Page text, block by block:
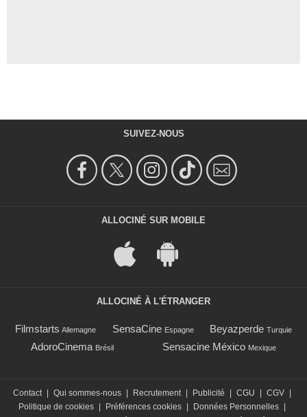
SUIVEZ-NOUS
ALLOCINÉ SUR MOBILE
ALLOCINÉ À L'ÉTRANGER
Filmstarts Allemagne SensaCine Espagne Beyazperde Turquie
AdoroCinema Brésil Sensacine México Mexique
Contact Qui sommes-nous Recrutement Publicité CGU CGV
Politique de cookies
Préférences cookies Données Personnelles